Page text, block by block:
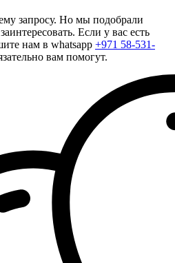
запросу. Но мы подобрали
Если у вас есть
нам в whatsapp +971 58-531-
вам помогут.